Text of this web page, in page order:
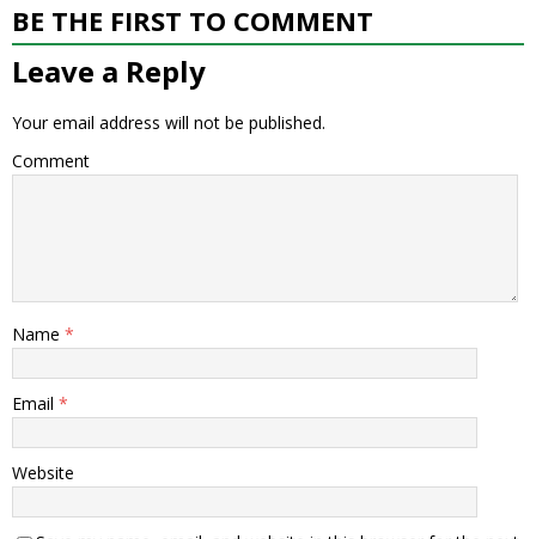
BE THE FIRST TO COMMENT
Leave a Reply
Your email address will not be published.
Comment
Name *
Email *
Website